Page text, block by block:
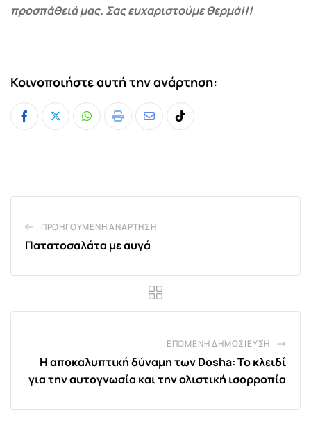
προσπάθειά μας. Σας ευχαριστούμε θερμά!!!
Κοινοποιήστε αυτή την ανάρτηση:
Whatsapp
Print
ShareTiktok
ΠΡΟΗΓΟΎΜΕΝΗ ΑΝΆΡΤΗΣΗ
Πατατοσαλάτα με αυγά
ΕΠΌΜΕΝΗ ΔΗΜΟΣΊΕΥΣΗ
Η αποκαλυπτική δύναμη των Dosha: Το κλειδί
για την αυτογνωσία και την ολιστική ισορροπία